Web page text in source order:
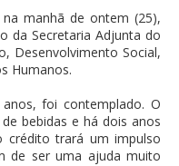
manhã de ontem (25),
da Secretaria Adjunta do
Desenvolvimento Social,
Humanos.
foi contemplado. O
bebidas e há dois anos
crédito trará um impulso
de ser uma ajuda muito